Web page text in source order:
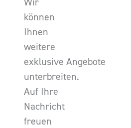
können
Ihnen
weitere
exklusive Angebote
unterbreiten.
Auf Ihre
Nachricht
freuen